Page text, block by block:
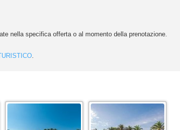
nella specifica offerta o al momento della prenotazione.
.